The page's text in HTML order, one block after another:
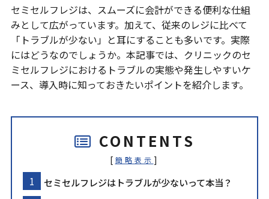
セミセルフレジは、スムーズに会計ができる便利な仕組
みとして広がっています。加えて、従来のレジに比べて
「トラブルが少ない」と耳にすることも多いです。実際
にはどうなのでしょうか。本記事では、クリニックのセ
ミセルフレジにおけるトラブルの実態や発生しやすいケ
ース、導入時に知っておきたいポイントを紹介します。
CONTENTS
[ 簡略表示 ]
セミセルフレジはトラブルが少ないって本当？